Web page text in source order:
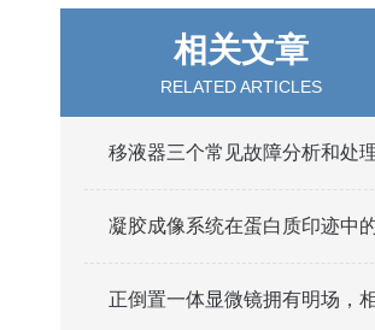
相关文章
RELATED ARTICLES
移液器三个常见故障分析和处